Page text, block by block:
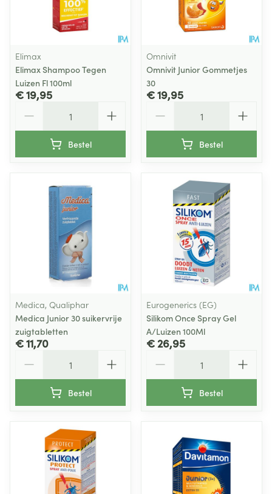
Elimax
Elimax Shampoo Tegen
Luizen Fl 100ml
€ 19,95
Bestel
Omnivit
Omnivit Junior Gommetjes
30
€ 19,95
Bestel
Medica, Qualiphar
Medica Junior 30 suikervrije
zuigtabletten
€ 11,70
Bestel
Eurogenerics (EG)
Silikom Once Spray Gel
A/Luizen 100Ml
€ 26,95
Bestel